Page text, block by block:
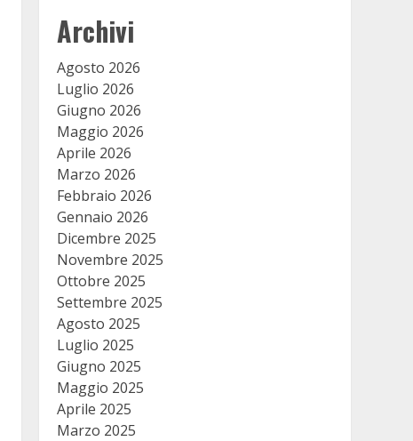
Archivi
Agosto 2026
Luglio 2026
Giugno 2026
Maggio 2026
Aprile 2026
Marzo 2026
Febbraio 2026
Gennaio 2026
Dicembre 2025
Novembre 2025
Ottobre 2025
Settembre 2025
Agosto 2025
Luglio 2025
Giugno 2025
Maggio 2025
Aprile 2025
Marzo 2025